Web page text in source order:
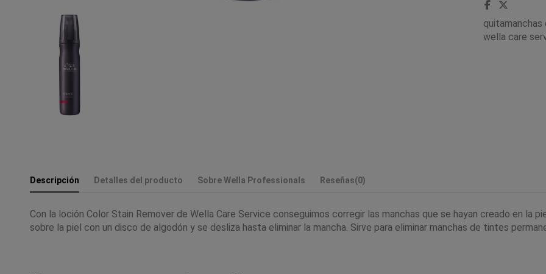
wella care
Descripción Detalles del producto Sobre Wella Professionals Reseñas(0)
Con la loción Color Stain Remover de Wella Care Service conseguimos corregir las manchas que se hayan creado en la
sobre la piel con un disco de algodón y se desliza hasta eliminar la mancha. Sirve para eliminar manchas de tintes